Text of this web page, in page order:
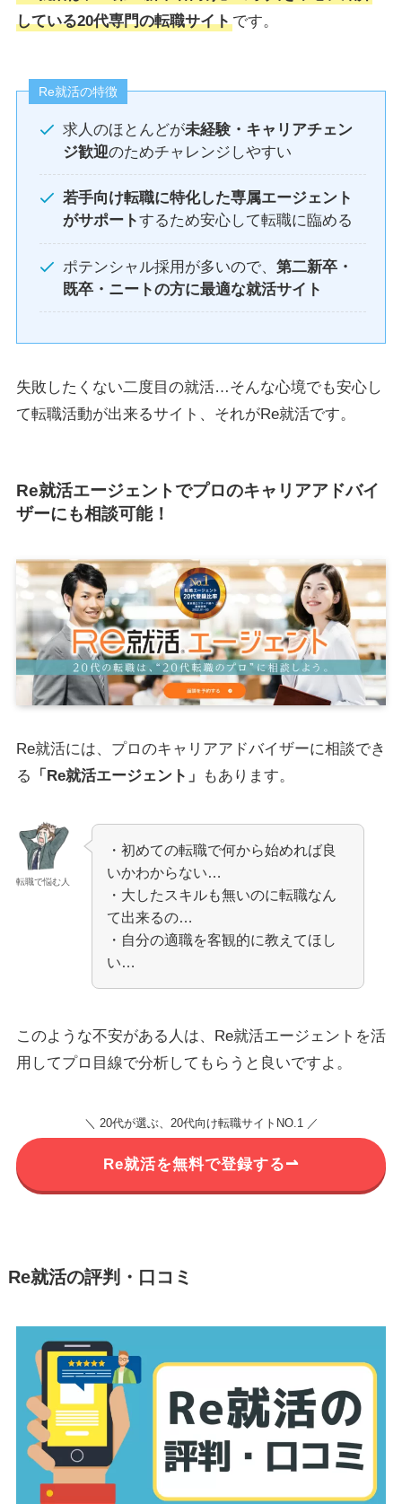
している20代専門の転職サイトです。
Re就活の特徴
求人のほとんどが未経験・キャリアチェン
ジ歓迎のためチャレンジしやすい
若手向け転職に特化した専属エージェント
がサポートするため安心して転職に臨める
ポテンシャル採用が多いので、 第二新卒・
既卒・ニートの方に最適な就活サイト
失敗したくない二度目の就活…そんな心境でも安心し
て転職活動が出来るサイト、それがRe就活です。
Re就活エージェントでプロのキャリアアドバイ
ザーにも相談可能！
Re就活には、プロのキャリアアドバイザーに相談でき
る
「Re就活エージェント」 もあります。
転職で悩む人
・初めての転職で何から始めれば良
いかわからない…
・大したスキルも無いのに転職なん
て出来るの…
・自分の適職を客観的に教えてほし
い…
このような不安がある人は、Re就活エージェントを活
用してプロ目線で分析してもらうと良いですよ。
＼ 20代が選ぶ、20代向け転職サイトNO.1 ／
Re就活を無料で登録する⇀
Re就活の評判・口コミ